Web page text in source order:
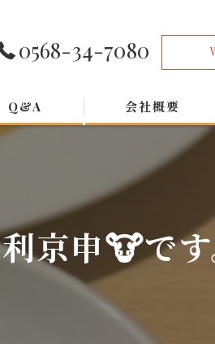
0568-34-7080
Q&A 会社概要
京申🐮です